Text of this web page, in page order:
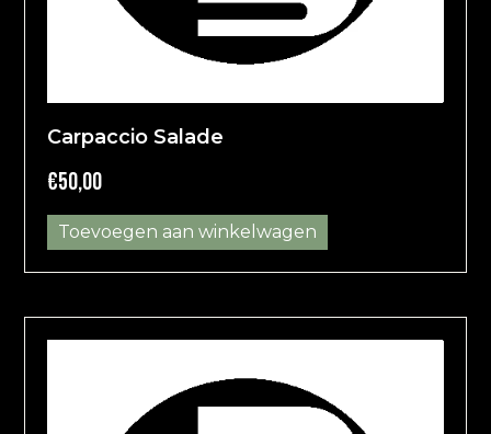
Carpaccio Salade
€50,00
Toevoegen aan winkelwagen